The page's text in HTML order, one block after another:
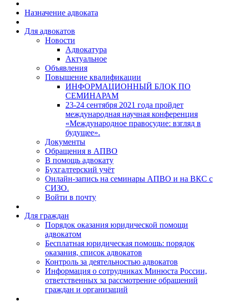
Назначение адвоката
Для адвокатов
Новости
Адвокатура
Актуальное
Объявления
Повышение квалификации
ИНФОРМАЦИОННЫЙ БЛОК ПО
СЕМИНАРАМ
23-24 сентября 2021 года пройдет
международная научная конференция
«Международное правосудие: взгляд в
будущее».
Документы
Обращения в АПВО
В помощь адвокату
Бухгалтерский учёт
Онлайн-запись на семинары АПВО и на ВКС с
СИЗО.
Войти в почту
Для граждан
Порядок оказания юридической помощи
адвокатом
Бесплатная юридическая помощь: порядок
оказания, список адвокатов
Контроль за деятельностью адвокатов
Информация о сотрудниках Минюста России,
ответственных за рассмотрение обращений
граждан и организаций